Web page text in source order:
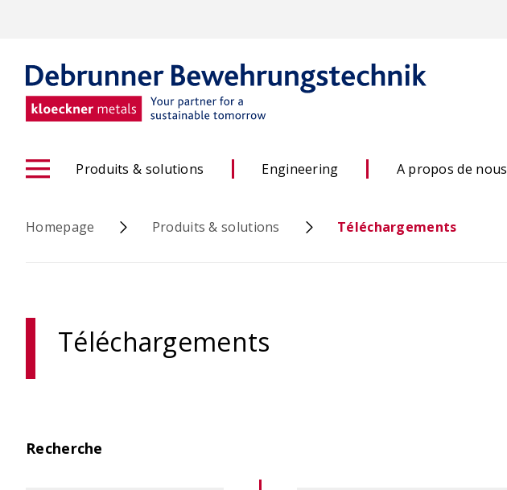
content
Produits & solutions Engineering A propos de nous
ACINOXplus® -
configurateur pour hauteur
Homepage Produits & solutions Téléchargements
Téléchargements
Recherche